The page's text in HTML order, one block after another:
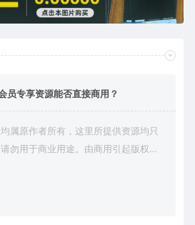
员专享资源能否直接商用？
属原作者所有，这里所提供资源均只
勿用于商业用途。由商用引起版权纠